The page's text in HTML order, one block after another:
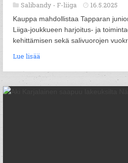
Salibandy - F-liiga 16.5.2025
Kauppa mahdollistaa Tapparan
Liiga-joukkueen harjoitus- ja
kehittämisen sekä salivuorojen
Lue lisää